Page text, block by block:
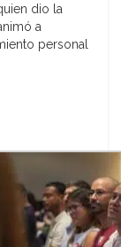
dio la
a
personal